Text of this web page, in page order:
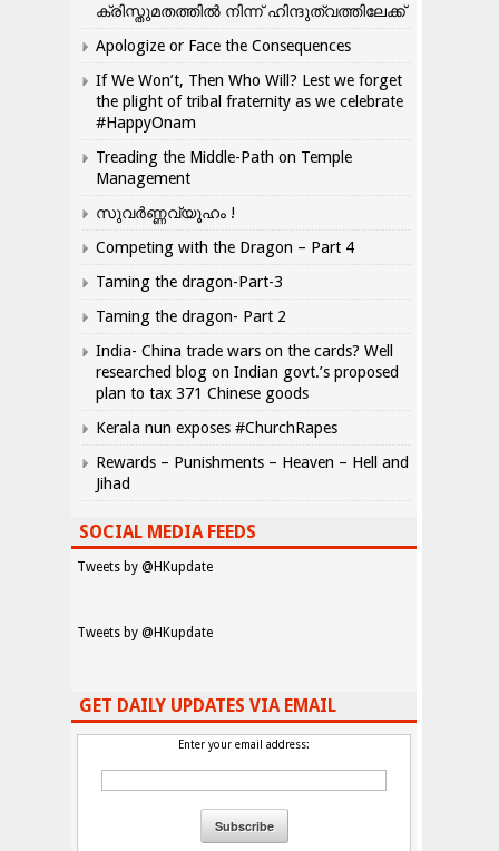
ക്രിസ്തുമതത്തില്‍ നിന്ന് ഹിന്ദുത്വത്തിലേക്ക്
Apologize or Face the Consequences
If We Won’t, Then Who Will? Lest we forget
the plight of tribal fraternity as we celebrate
#HappyOnam
Treading the Middle-Path on Temple
Management
സുവർണ്ണവ്യൂഹം !
Competing with the Dragon – Part 4
Taming the dragon-Part-3
Taming the dragon- Part 2
India- China trade wars on the cards? Well
researched blog on Indian govt.’s proposed
plan to tax 371 Chinese goods
Kerala nun exposes #ChurchRapes
Rewards – Punishments – Heaven – Hell and
Jihad
SOCIAL MEDIA FEEDS
Tweets by @HKupdate
Tweets by @HKupdate
GET DAILY UPDATES VIA EMAIL
Enter your email address: